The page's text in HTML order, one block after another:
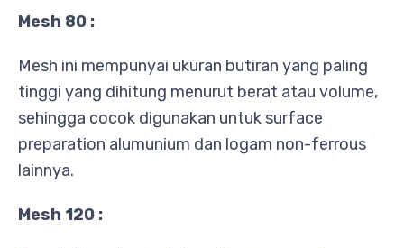
Mesh 80 :
Mesh ini mempunyai ukuran butiran yang paling
tinggi yang dihitung menurut berat atau volume,
sehingga cocok digunakan untuk surface
preparation alumunium dan logam non-ferrous
lainnya.
Mesh 120 :